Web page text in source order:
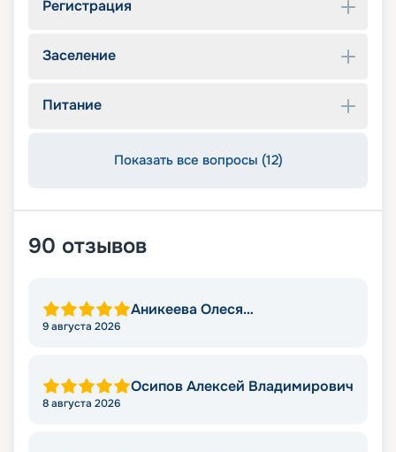
Регистрация
Заселение
Питание
Показать все вопросы (12)
90 отзывов
Аникеева Олеся
9 августа 2026
Осипов Алексей Владимирович
8 августа 2026